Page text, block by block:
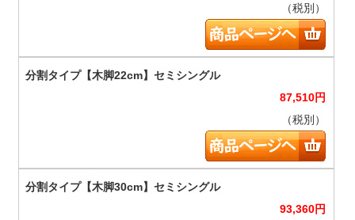
（税別）
87,510円
（税別）
93,360円